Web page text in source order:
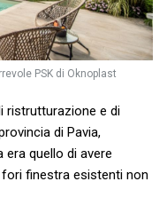
PSK di Oknoplast
ristrutturazione e di
di Pavia,
era quello di avere
finestra esistenti non